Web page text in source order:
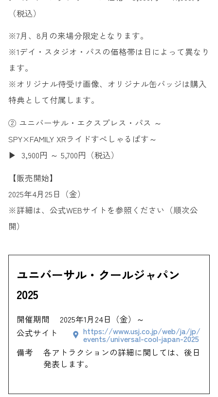
（税込）
※7月、8月の来場分限定となります。
※1デイ・スタジオ・パスの価格帯は日によって異なり
ます。
※オリジナル待受け画像、オリジナル缶バッジは購入
特典として付属します。
② ユニバーサル・エクスプレス・パス ～
SPY×FAMILY XRライドすぺしゃるぱす～
▶ 3,900円 ～ 5,700円（税込）
【販売開始】
2025年4月25日（金）
※詳細は、公式WEBサイトを参照ください（順次公
開）
ユニバーサル・クールジャパン
2025
開催期間
2025年1月24日（金）～
公式サイト
https://www.usj.co.jp/web/ja/jp/
events/universal-cool-japan-2025
備考
各アトラクションの詳細に関しては、後日
発表します。